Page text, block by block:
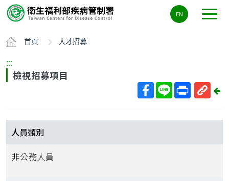
要
容
ALT+C
EN
首頁 人才招募
:::
檢視招募項目
回
人員類別
非公務人員